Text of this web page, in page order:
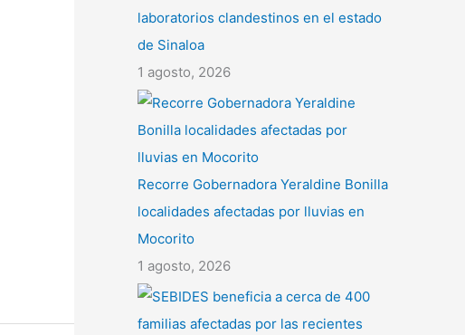
laboratorios clandestinos en el estado
de Sinaloa
1 agosto, 2026
Recorre Gobernadora Yeraldine Bonilla
localidades afectadas por lluvias en
Mocorito
1 agosto, 2026